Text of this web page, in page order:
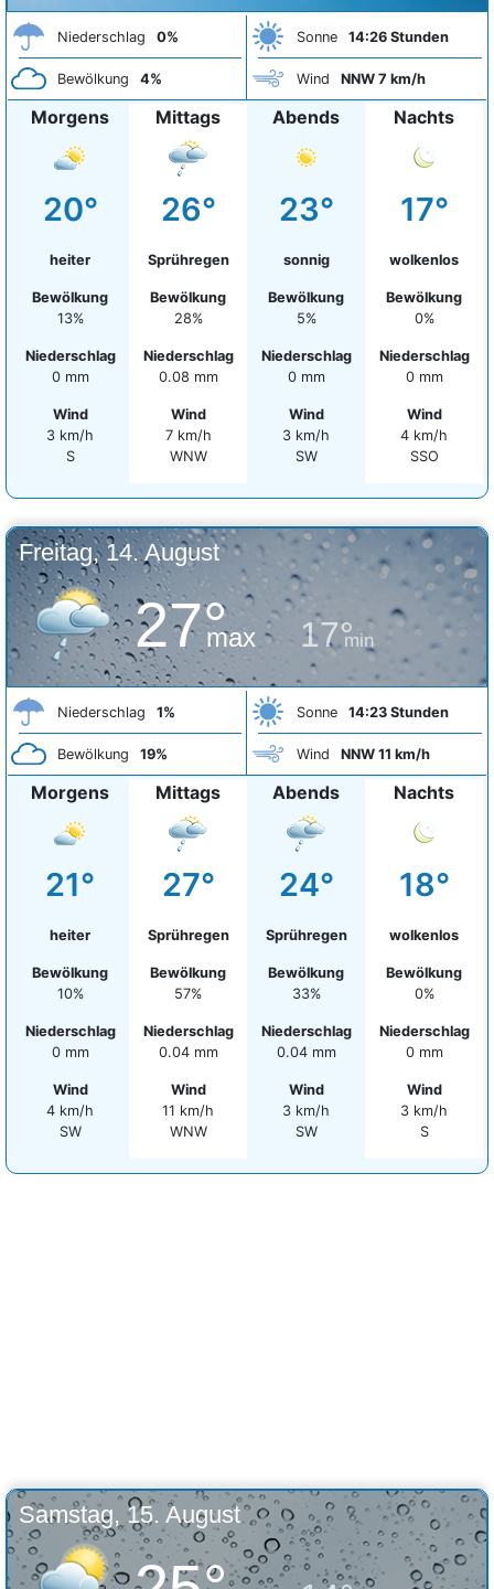
Niederschlag 0%
Bewölkung 4%
Sonne 14:26 Stunden
Wind NNW 7 km/h
Morgens
20°
heiter
Bewölkung
13%
Niederschlag
0 mm
Wind
3 km/h
S
Mittags
26°
Sprühregen
Bewölkung
28%
Niederschlag
0.08 mm
Wind
7 km/h
WNW
Abends
23°
sonnig
Bewölkung
5%
Niederschlag
0 mm
Wind
3 km/h
SW
Nachts
17°
wolkenlos
Bewölkung
0%
Niederschlag
0 mm
Wind
4 km/h
SSO
Freitag, 14. August
27°
max 17°
min
Niederschlag 1%
Bewölkung 19%
Sonne 14:23 Stunden
Wind NNW 11 km/h
Morgens
21°
heiter
Bewölkung
10%
Niederschlag
0 mm
Wind
4 km/h
SW
Mittags
27°
Sprühregen
Bewölkung
57%
Niederschlag
0.04 mm
Wind
11 km/h
WNW
Abends
24°
Sprühregen
Bewölkung
33%
Niederschlag
0.04 mm
Wind
3 km/h
SW
Nachts
18°
wolkenlos
Bewölkung
0%
Niederschlag
0 mm
Wind
3 km/h
S
Samstag, 15. August